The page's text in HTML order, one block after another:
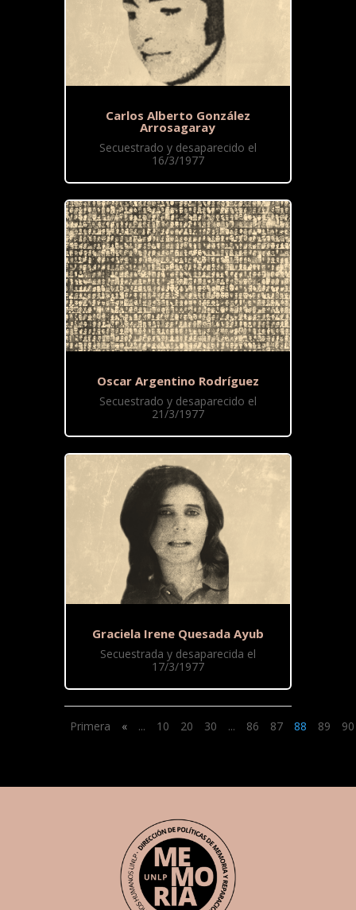
Carlos Alberto González
Arrosagaray
Secuestrado y desaparecido el
16/3/1977
Oscar Argentino Rodríguez
Secuestrado y desaparecido el
21/3/1977
Graciela Irene Quesada Ayub
Secuestrada y desaparecida el
17/3/1977
Primera « ... 10 20 30 ... 86 87 88 89 90